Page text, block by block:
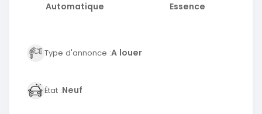
Automatique Essence
Type d'annonce :A louer
État :Neuf